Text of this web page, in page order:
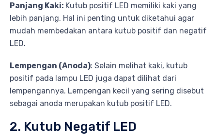
Panjang Kaki: Kutub positif LED memiliki kaki yang
lebih panjang. Hal ini penting untuk diketahui agar
mudah membedakan antara kutub positif dan negatif
LED.
Lempengan (Anoda): Selain melihat kaki, kutub
positif pada lampu LED juga dapat dilihat dari
lempengannya. Lempengan kecil yang sering disebut
sebagai anoda merupakan kutub positif LED.
2. Kutub Negatif LED